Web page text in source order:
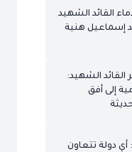
القائد الشهيد
إسماعيل هنية
القائد الشهيد:
إلى أفق
أي دولة تتعاون